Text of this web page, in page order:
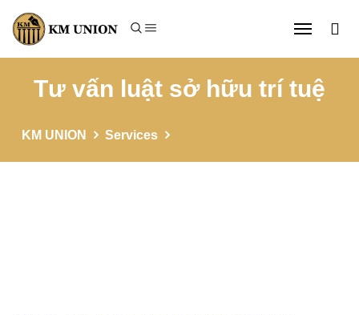
Tư vấn luật sở hữu trí tuệ
KM UNION Services